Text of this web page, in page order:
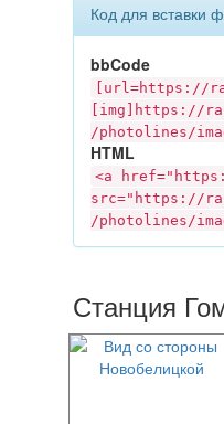
Код для вставки
bbCode
[url=https://
[img]https://
/photolines/
HTML
<a
src="https://
/photolines/
Станция